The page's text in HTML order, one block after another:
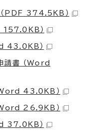
（PDF 374.5KB）
157.0KB）
43.0KB）
請書 （Word
Word 43.0KB）
Word 26.9KB）
37.0KB）